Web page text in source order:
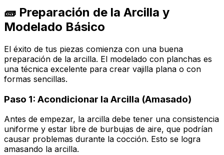
🧱 Preparación de la Arcilla y
Modelado Básico
El éxito de tus piezas comienza con una buena
preparación de la arcilla. El modelado con planchas es
una técnica excelente para crear vajilla plana o con
formas sencillas.
Paso 1: Acondicionar la Arcilla (Amasado)
Antes de empezar, la arcilla debe tener una consistencia
uniforme y estar libre de burbujas de aire, que podrían
causar problemas durante la cocción. Esto se logra
amasando la arcilla.